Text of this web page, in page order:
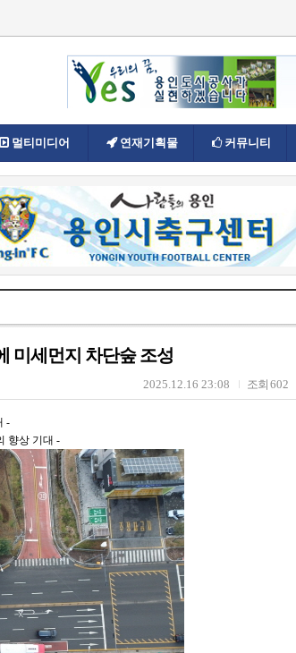
멀티미디어 연재기획물 커뮤니티
미세먼지 차단숲 조성
조회 602
2025.12.16 23:08
-
향상 기대 -